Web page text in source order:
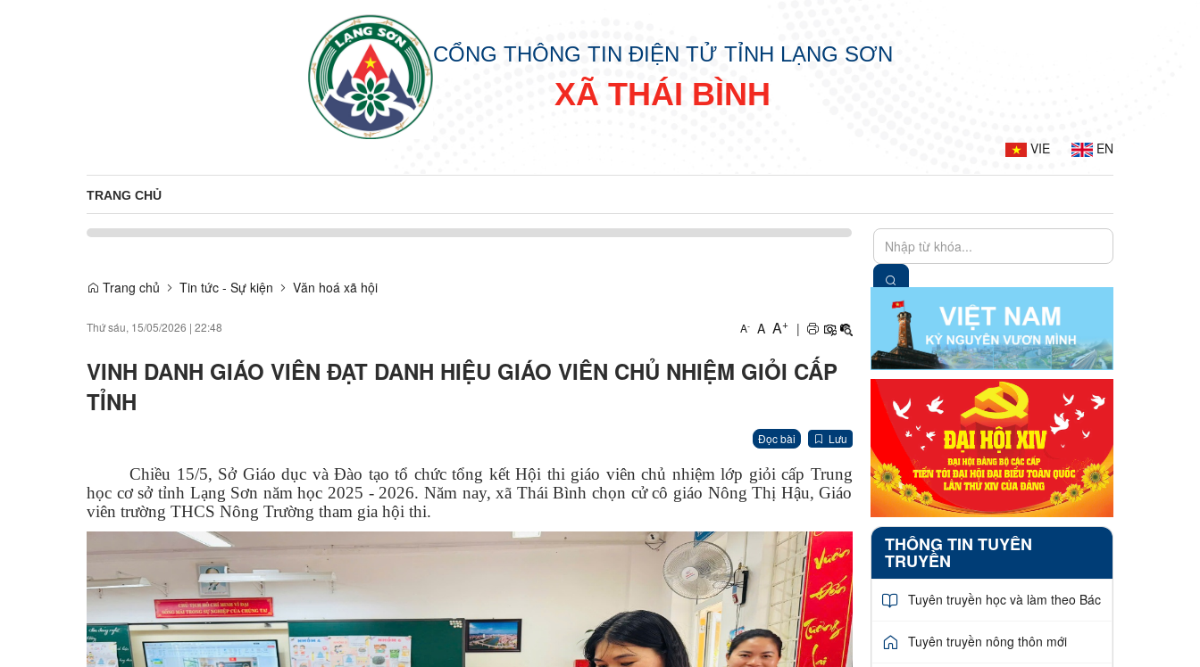
CỔNG THÔNG TIN ĐIỆN TỬ TỈNH LẠNG SƠN
XÃ THÁI BÌNH
VIE EN
TRANG CHỦ
Trang chủ Tin tức - Sự kiện Văn hoá xã hội
Thứ sáu, 15/05/2026 | 22:48 A- A A+ |
VINH DANH GIÁO VIÊN ĐẠT DANH HIỆU GIÁO VIÊN CHỦ NHIỆM GIỎI CẤP
TỈNH
Đọc bài Lưu
Chiều 15/5, Sở Giáo dục và Đào tạo tổ chức tổng kết Hội thi giáo viên chủ nhiệm lớp giỏi cấp Trung
học cơ sở tỉnh Lạng Sơn năm học 2025 - 2026. Năm nay, xã Thái Bình chọn cử cô giáo Nông Thị Hậu, Giáo
viên trường THCS Nông Trường tham gia hội thi.
THÔNG TIN TUYÊN
TRUYỀN
Tuyên truyền học và làm theo Bác
Tuyên truyền nông thôn mới